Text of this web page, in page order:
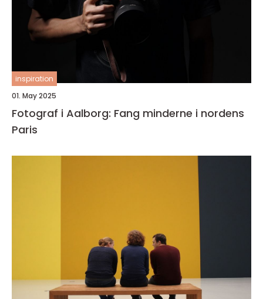
inspiration
01. May 2025
Fotograf i Aalborg: Fang minderne i nordens
Paris